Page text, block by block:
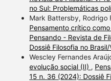
no Sul: Problemáticas
Mark Battersby, Rodrigo
Pensamento crítico
Pensando - Revista de
Dossiê Filosofia no Brasil/
Wescley Fernandes
evolução social (II) ,
15 n. 36 (2024): Dossiê